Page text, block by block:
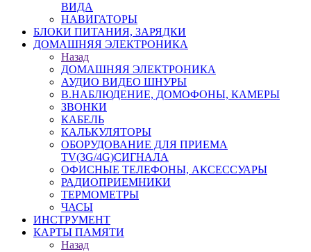
ВИДА
НАВИГАТОРЫ
БЛОКИ ПИТАНИЯ, ЗАРЯДКИ
ДОМАШНЯЯ ЭЛЕКТРОНИКА
Назад
ДОМАШНЯЯ ЭЛЕКТРОНИКА
АУДИО ВИДЕО ШНУРЫ
В.НАБЛЮДЕНИЕ, ДОМОФОНЫ, КАМЕРЫ
ЗВОНКИ
КАБЕЛЬ
КАЛЬКУЛЯТОРЫ
ОБОРУДОВАНИЕ ДЛЯ ПРИЕМА
TV(3G/4G)СИГНАЛА
ОФИСНЫЕ ТЕЛЕФОНЫ, АКСЕССУАРЫ
РАДИОПРИЕМНИКИ
ТЕРМОМЕТРЫ
ЧАСЫ
ИНСТРУМЕНТ
КАРТЫ ПАМЯТИ
Назад